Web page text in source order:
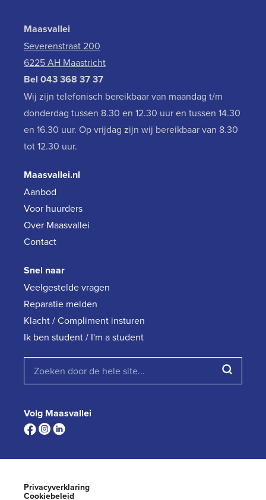
Maasvallei
Severenstraat 200
6225 AH Maastricht
Bel 043 368 37 37
Wij zijn telefonisch bereikbaar van maandag t/m
donderdag tussen 8.30 en 12.30 uur en tussen 14.30
en 16.30 uur. Op vrijdag zijn wij bereikbaar van 8.30
tot 12.30 uur.
Maasvallei.nl
Aanbod
Voor huurders
Over Maasvallei
Contact
Snel naar
Veelgestelde vragen
Reparatie melden
Klacht / Compliment insturen
Ik ben student / I'm a student
Volg Maasvallei
Privacyverklaring
Cookiebeleid